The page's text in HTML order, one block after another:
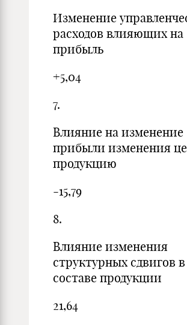
Изменение
расходов влияющих на
прибыль
+5,04
7.
Влияние на изменение
прибыли изменения
продукцию
-15,79
8.
Влияние изменения
структурных сдвигов в
составе продукции
21,64